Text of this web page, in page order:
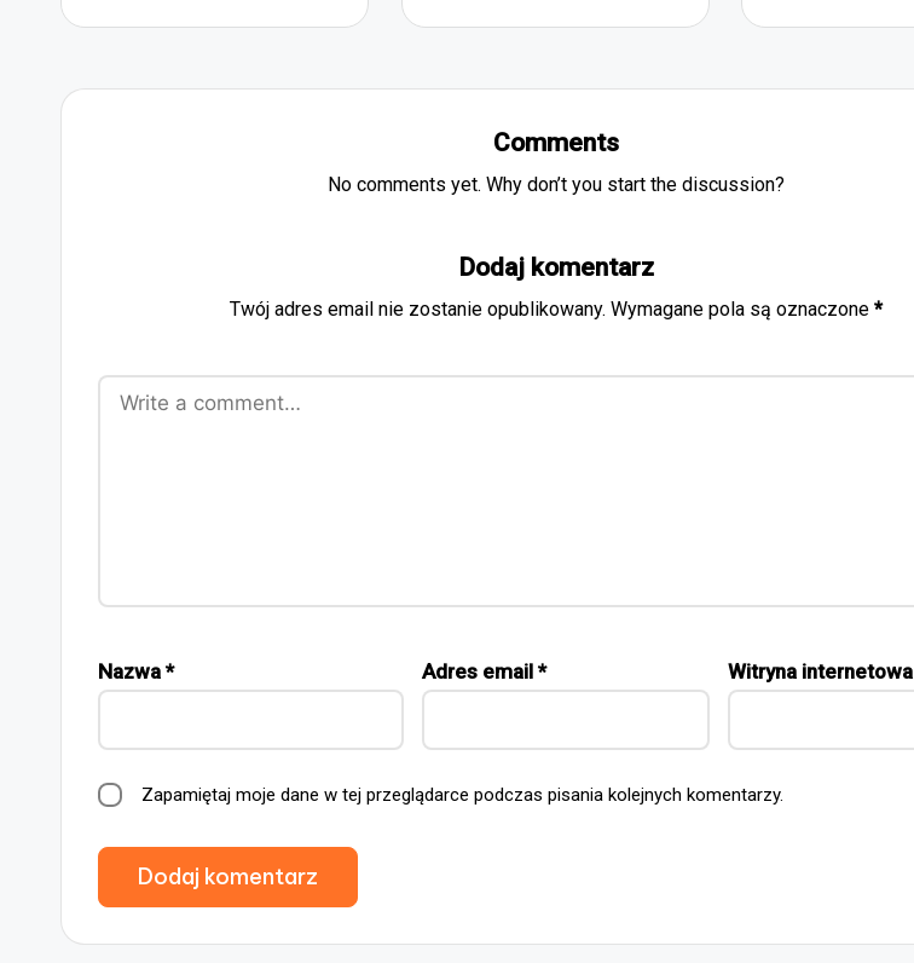
Comments
No comments yet. Why don’t you start the discussion?
Dodaj komentarz
Twój adres email nie zostanie opublikowany. Wymagane pola są oznaczone*
Nazwa * Adres email * Witryna internetowa
Zapamiętaj moje dane w tej przeglądarce podczas pisania kolejnych komentarzy.